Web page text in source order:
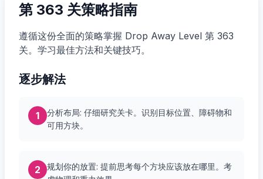
第 363 关策略指南
遵循这份全面的策略掌握 Drop Away Level 第 363
关。学习最佳方法和关键技巧。
逐步解法
1
分析布局: 仔细研究关卡。识别目标位置、障碍物和
可用方块。
2
规划你的放置: 提前思考每个方块应该放在哪里。考